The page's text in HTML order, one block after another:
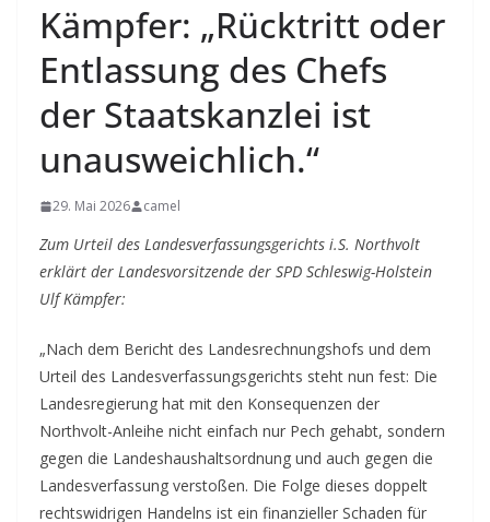
Kämpfer: „Rücktritt oder
Entlassung des Chefs
der Staatskanzlei ist
unausweichlich.“
29. Mai 2026 camel
Zum Urteil des Landesverfassungsgerichts i.S. Northvolt
erklärt der Landesvorsitzende der SPD Schleswig-Holstein
Ulf Kämpfer:
„Nach dem Bericht des Landesrechnungshofs und dem
Urteil des Landesverfassungsgerichts steht nun fest: Die
Landesregierung hat mit den Konsequenzen der
Northvolt-Anleihe nicht einfach nur Pech gehabt, sondern
gegen die Landeshaushaltsordnung und auch gegen die
Landesverfassung verstoßen. Die Folge dieses doppelt
rechtswidrigen Handelns ist ein finanzieller Schaden für